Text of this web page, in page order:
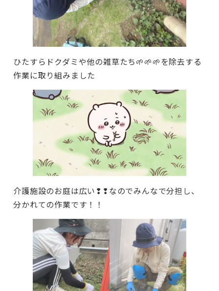
ひたすらドクダミや他の雑草たち🌱🌱🌱を除去する
作業に取り組みました
介護施設のお庭は広い❢❢なのでみんなで分担し、
分かれての作業です！！